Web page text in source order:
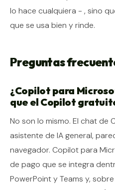
lo hace cualquiera - , sino
que se usa bien y rinde.
Preguntas
¿Copilot para
que el Copilot
No son lo mismo. El chat de
asistente de IA general,
navegador. Copilot para
de pago que se integra
PowerPoint y Teams y,